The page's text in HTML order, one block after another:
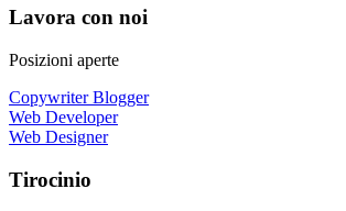
Lavora con noi
Posizioni aperte
Copywriter Blogger
Web Developer
Web Designer
Tirocinio